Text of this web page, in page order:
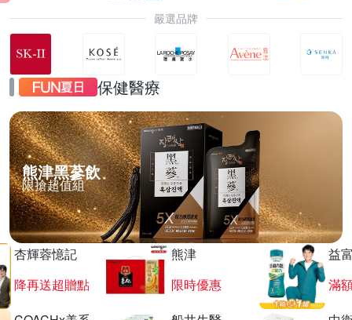
嚴選品牌
保健醫療
熊津黑蔘飲
限搶超值組
杏輝蓉憶記
降再送超贈點
熊津
限時優惠
益
滿